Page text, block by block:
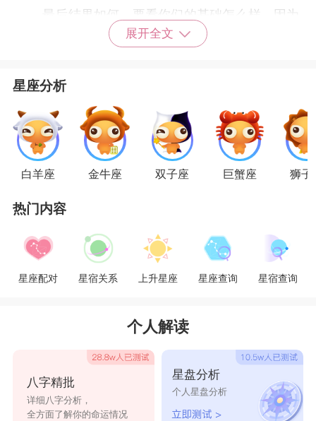
最后结果如何，要看你们的基础怎么样，因为
你俩不是很合适的一对，人生观同方法都有不同，
最初在一起时，就能认清这一点，将它化入爱情之
中，作为长远一起的基础，未尝不是一个让爱情更
好的走下去的办法。
会称赞，并不需要说违心的话，只要学着表达情
感，给狮子男喜爱的掌声和夸奖，他是一个很容易
满足的人。虽然有时他难免会有得意忘形的时候，
但他仍旧是讲理的;况且他的喜怒哀乐全写在脸
通常也会懂得从善如流的欣然接受建议。所以只要
摩羯女愿意包容、迁让，两个人的幸福之路还是很
长远的哦。
星座乐原创文章，转载需注明出处
展开全文
星座分析
白羊座 金牛座 双子座 巨蟹座 狮子
热门内容
星座配对 星宿关系 上升星座 星座查询 星宿查询
个人解读
八字精批
详细八字分析，
全方面了解你的命运情况
星盘分析
个人星盘分析